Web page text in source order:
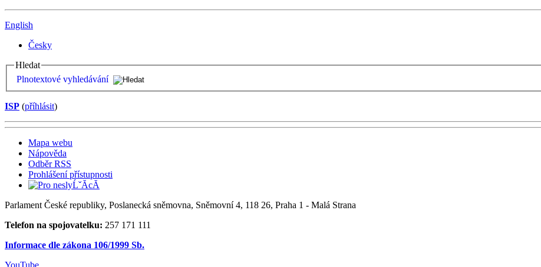
English
Česky
Hledat
Plnotextové vyhledávání
ISP (příhlásit)
Mapa webu
Nápověda
Odběr RSS
Prohlášení přístupnosti
Parlament České republiky, Poslanecká sněmovna, Sněmovní 4, 118 26, Praha 1 - Malá Strana
Telefon na spojovatelku: 257 171 111
Informace dle zákona 106/1999 Sb.
YouTube